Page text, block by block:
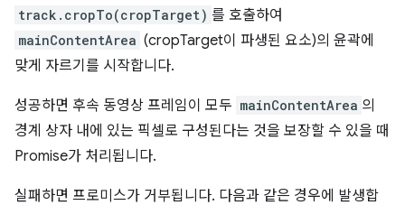
track.cropTo(cropTarget) 를 호출하여
mainContentArea (cropTarget이 파생된 요소)의 윤곽에
맞게 자르기를 시작합니다.
성공하면 후속 동영상 프레임이 모두 mainContentArea 의
경계 상자 내에 있는 픽셀로 구성된다는 것을 보장할 수 있을 때
Promise가 처리됩니다.
실패하면 프로미스가 거부됩니다. 다음과 같은 경우에 발생합